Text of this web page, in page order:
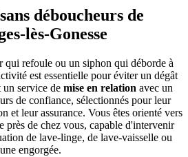
déboucheurs de
lès-Gonesse
qui refoule ou un siphon qui déborde à
est essentielle pour éviter un dégât
un service de mise en relation avec un
de confiance, sélectionnés pour leur
et leur assurance. Vous êtes orienté vers
près de chez vous, capable d'intervenir
de lave-linge, de lave-vaisselle ou
engorgée.